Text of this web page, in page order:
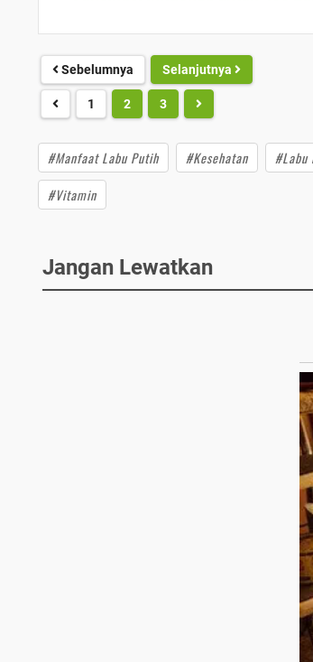
Sebelumnya Selanjutnya
1 2 3
#Manfaat Labu Putih #Kesehatan #Labu
#Vitamin
Jangan Lewatkan